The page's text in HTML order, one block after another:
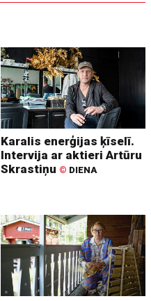
Karalis enerģijas ķīselī.
Intervija ar aktieri Artūru
Skrastiņu © DIENA